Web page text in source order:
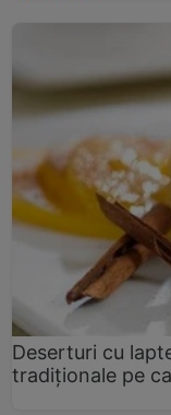
Deserturi cu
tradiționale pe